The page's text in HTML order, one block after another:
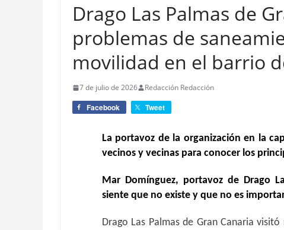
Drago Las Palmas de
problemas de
movilidad en el barrio
7 de julio de 2026 Redacción Redacción
Facebook Tweet
La portavoz de la organización en la
vecinos y vecinas para conocer los
Mar Domínguez, portavoz de Drago
siente que no existe y que no es
Drago Las Palmas de Gran Canaria